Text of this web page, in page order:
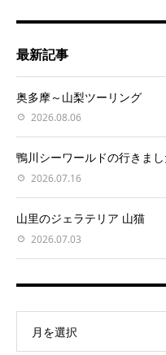
最新記事
奥多摩～山梨ツーリング
2026.08.06
鴨川シーワールドの行きまし
2026.07.16
山里のジェラテリア 山猫
2026.07.03
月を選択